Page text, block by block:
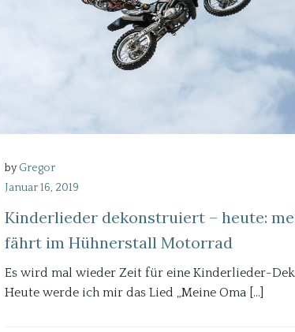
byGregor
Januar 16, 2019
Kinderlieder dekonstruiert – heute:
fährt im Hühnerstall Motorrad
Es wird mal wieder Zeit für eine Kinderlieder-
Heute werde ich mir das Lied „Meine Oma […]